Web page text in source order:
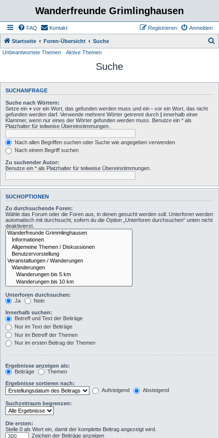
Wanderfreunde Grimlinghausen
FAQ Kontakt Anmelden
Registrieren
Startseite Foren-Übersicht Suche
Unbeantwortete Themen Aktive Themen
Suche
SUCHANFRAGE
Suche nach Wörtern:
Setze ein + vor ein Wort, das gefunden werden muss und ein - vor ein Wort, das nicht
gefunden werden darf. Verwende mehrere Wörter getrennt durch | innerhalb einer
Klammer, wenn nur eines der Wörter gefunden werden muss. Benutze ein * als
Platzhalter für teilweise Übereinstimmungen.
Nach allen Begriffen suchen oder Suche wie angegeben verwenden
Nach einem Begriff suchen
Zu suchender Autor:
Benutze ein * als Platzhalter für teilweise Übereinstimmungen.
SUCHOPTIONEN
Zu durchsuchende Foren:
Wähle das Forum oder die Foren aus, in denen gesucht werden soll. Unterforen werden
automatisch mit durchsucht, sofern du die Option „Unterforen durchsuchen“ unten nicht
deaktivierst.
Unterforen durchsuchen:
Ja
Nein
Innerhalb suchen:
Betreff und Text der Beiträge
Nur im Text der Beiträge
Nur im Betreff der Themen
Nur im ersten Beitrag der Themen
Ergebnisse anzeigen als:
Beiträge
Themen
Ergebnisse sortieren nach:
Aufsteigend
Absteigend
Suchzeitraum begrenzen:
Die ersten:
Stelle 0 als Wert ein, damit der komplette Beitrag angezeigt wird.
Zeichen der Beiträge anzeigen